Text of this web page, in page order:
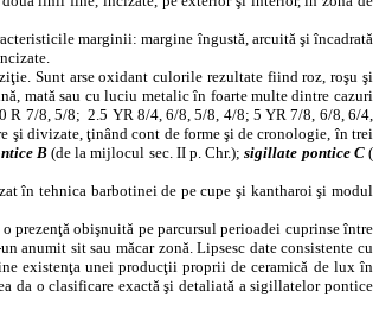
marginii: margine îngustă, arcuită şi încadrată
Sunt arse oxidant culorile rezultate fiind roz, roşu şi
mată sau cu luciu metalic în foarte multe dintre cazuri
R 7/8, 5/8; 2.5 YR 8/4, 6/8, 5/8, 4/8; 5 YR 7/8, 6/8, 6/4,
şi divizate, ţinând cont de forme şi de cronologie, în trei
B(de la mijlocul sec. II p. Chr.);sigillate pontice C (
în tehnica barbotinei de pe cupe şi kantharoi şi modul
prezenţă obişnuită pe parcursul perioadei cuprinse între
anumit sit sau măcar zonă. Lipsesc date consistente cu
existenţa unei producţii proprii de ceramică de lux în
da o clasificare exactă şi detaliată a sigillatelor pontice